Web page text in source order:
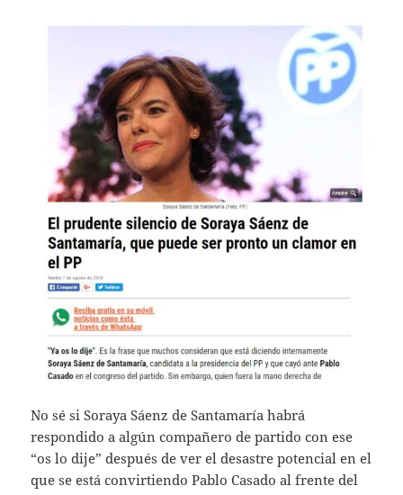
No sé si Soraya Sáenz de Santamaría habrá
respondido a algún compañero de partido con ese
“os lo dije” después de ver el desastre potencial en el
que se está convirtiendo Pablo Casado al frente del